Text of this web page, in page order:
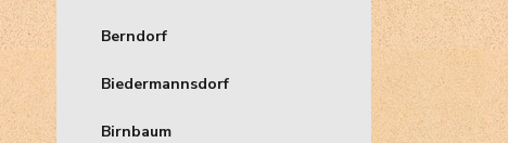
Berndorf
Biedermannsdorf
Birnbaum